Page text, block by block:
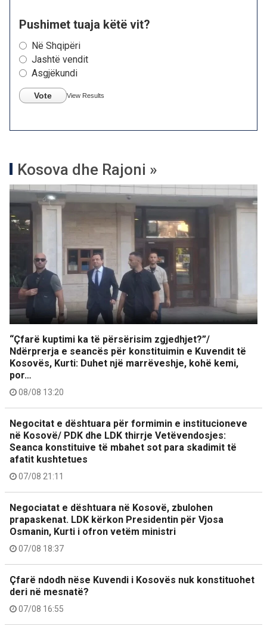
Pushimet tuaja këtë vit?
Në Shqipëri
Jashtë vendit
Asgjëkundi
Vote View Results
Kosova dhe Rajoni »
“Çfarë kuptimi ka të përsërisim zgjedhjet?”/
Ndërprerja e seancës për konstituimin e Kuvendit të
Kosovës, Kurti: Duhet një marrëveshje, kohë kemi,
por…
08/08 13:20
Negocitat e dështuara për formimin e institucioneve
në Kosovë/ PDK dhe LDK thirrje Vetëvendosjes:
Seanca konstituive të mbahet sot para skadimit të
afatit kushtetues
07/08 21:11
Negociatat e dështuara në Kosovë, zbulohen
prapaskenat. LDK kërkon Presidentin për Vjosa
Osmanin, Kurti i ofron vetëm ministri
07/08 18:37
Çfarë ndodh nëse Kuvendi i Kosovës nuk konstituohet
deri në mesnatë?
07/08 16:55